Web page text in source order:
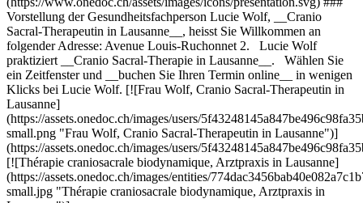
Vorstellung der Gesundheitsfachperson Lucie Wolf, __Cranio
Sacral-Therapeutin in Lausanne__, heisst Sie Willkommen an
folgender Adresse: Avenue Louis-Ruchonnet 2. Lucie Wolf
praktiziert __Cranio Sacral-Therapie in Lausanne__. Wählen Sie
ein Zeitfenster und __buchen Sie Ihren Termin online__ in wenigen
Klicks bei Lucie Wolf. [![Frau Wolf, Cranio Sacral-Therapeutin in
Lausanne]
(https://assets.onedoc.ch/images/users/
small.png "Frau Wolf, Cranio Sacral-Therapeutin in Lausanne")]
(https://assets.onedoc.ch/images/users/
[![Thérapie craniosacrale biodynamique, Arztpraxis in Lausanne]
(https://assets.onedoc.ch/images/entities/
small.jpg "Thérapie craniosacrale biodynamique, Arztpraxis in